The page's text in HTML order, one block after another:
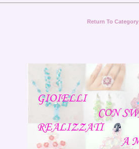
Return To Category